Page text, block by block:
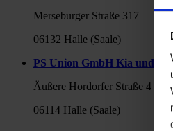
Merseburger Straße 317
06132 Halle (Saale)
PS Union GmbH Kia und
Äußere Hordorfer Straße 4
06114 Halle (Saale)